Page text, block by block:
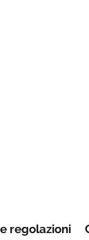
regolazioni